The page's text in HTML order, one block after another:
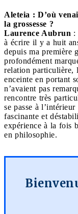
Aleteia : D’où
la grossesse ?
Laurence Aubrun :
à écrire il y a huit
depuis ma première
profondément
relation particulière,
enceinte en portant
n’avaient pas
rencontre très
se passe à
fascinante et
expérience à la fois
en philosophie.